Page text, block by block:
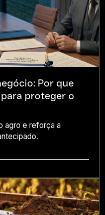
Por que
proteger o
agro e reforça a